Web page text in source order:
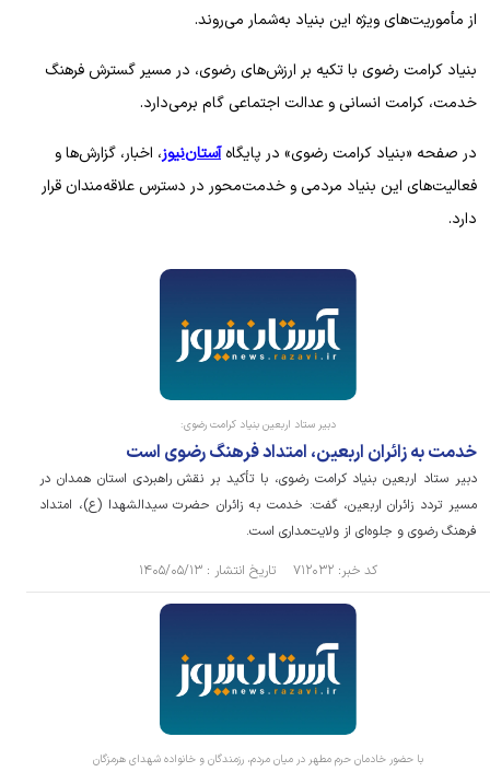
از مأموریت‌های ویژه این بنیاد به‌شمار می‌روند.
بنیاد کرامت رضوی با تکیه بر ارزش‌های رضوی، در مسیر گسترش فرهنگ
خدمت، کرامت انسانی و عدالت اجتماعی گام برمی‌دارد.
در صفحه «بنیاد کرامت رضوی» در پایگاهآستان‌نیوز، اخبار، گزارش‌ها و
فعالیت‌های این بنیاد مردمی و خدمت‌محور در دسترس علاقه‌مندان قرار
دارد.
دبیر ستاد اربعین بنیاد کرامت رضوی:
خدمت به زائران اربعین، امتداد فرهنگ رضوی است
دبیر ستاد اربعین بنیاد کرامت رضوی، با تأکید بر نقش راهبردی استان همدان در
مسیر تردد زائران اربعین، گفت: خدمت به زائران حضرت سیدالشهدا (ع)، امتداد
فرهنگ رضوی و جلوه‌ای از ولایت‌مداری است.
کد خبر: ۷۱۲۰۳۲ تاریخ انتشار : ۱۴۰۵/۰۵/۱۳
با حضور خادمان حرم مطهر در میان مردم، رزمندگان و خانواده شهدای هرمزگان